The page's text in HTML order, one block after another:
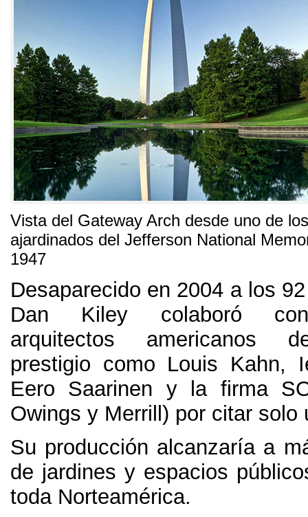
Vista del Gateway Arch desde uno de
ajardinados del Jefferson National
1947
Desaparecido en 2004 a los
Dan Kiley colaboró
arquitectos americanos
prestigio como Louis Kahn,
Eero Saarinen y la firma
Owings y Merrill ) por citar solo
Su producción alcanzaría a
de jardines y espacios
toda Norteamérica.